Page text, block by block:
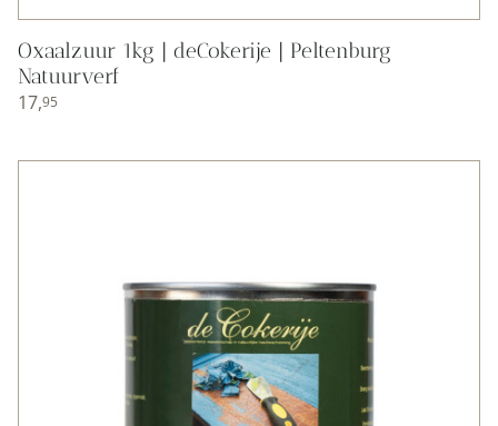
Oxaalzuur 1kg | deCokerije | Peltenburg
Natuurverf
17,95